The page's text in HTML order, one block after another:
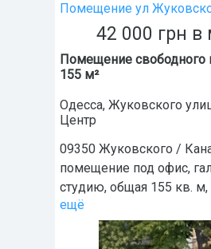
Помещение ул
42 000 грн в
Помещение свободного
155 м²
Одесса, Жуковского
Центр
09350 Жуковского /
помещение под офис,
студию, общая 155 кв. м,
ещё